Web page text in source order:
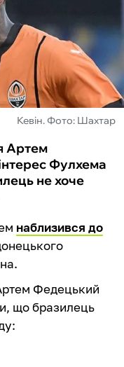
Кевін. Фото: Шахтар
Артем
Фулхема
не хоче
наблизився до
Федецький
що бразилець